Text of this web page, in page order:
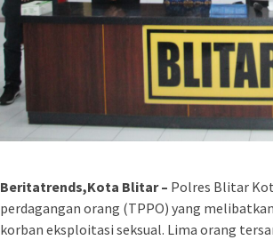
Beritatrends,Kota Blitar – Polres Blitar
perdagangan orang (TPPO) yang
korban eksploitasi seksual. Lima orang